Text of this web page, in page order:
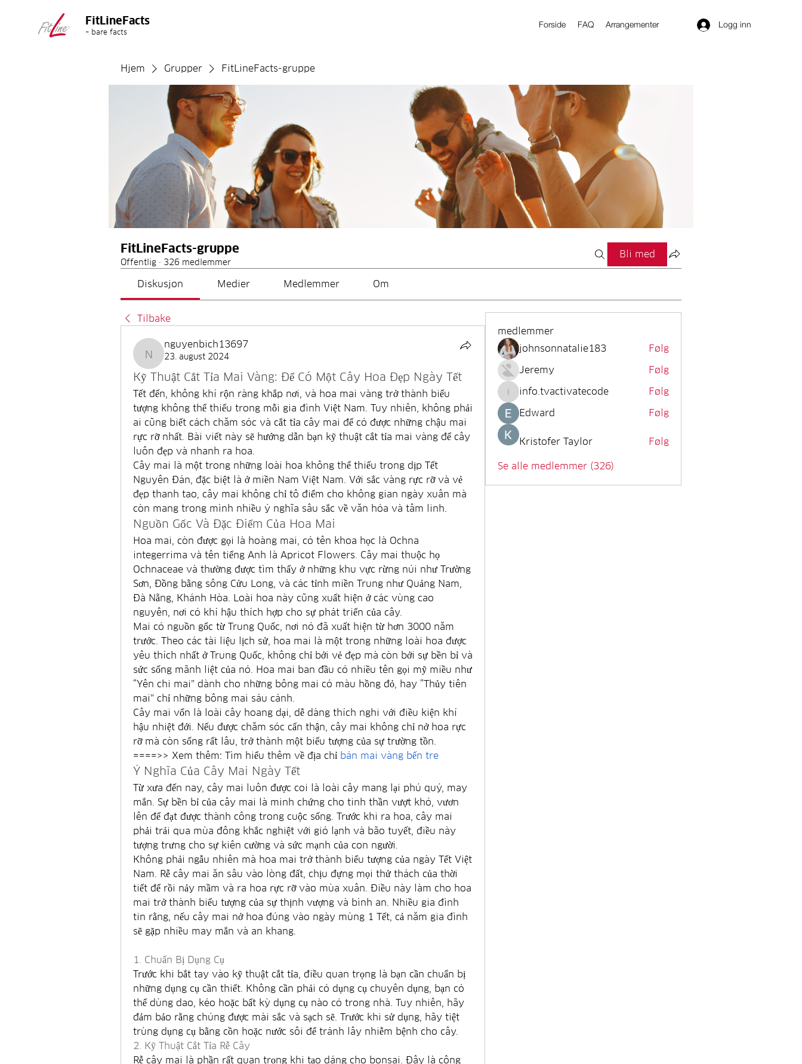
FitLineFacts
– bare facts
Forside FAQ Arrangementer Logg inn
Hjem Grupper FitLineFacts-gruppe
FitLineFacts-gruppe
Offentlig · 326 medlemmer
Bli med
Diskusjon Medier Medlemmer Om
Tilbake
nguyenbich13697
nguyenbich13697
23. august 2024
Kỹ Thuật Cắt Tỉa Mai Vàng: Để Có Một Cây Hoa Đẹp Ngày Tết
Tết đến, không khí rộn ràng khắp nơi, và hoa mai vàng trở thành biểu
tượng không thể thiếu trong mỗi gia đình Việt Nam. Tuy nhiên, không phải
ai cũng biết cách chăm sóc và cắt tỉa cây mai để có được những chậu mai
rực rỡ nhất. Bài viết này sẽ hướng dẫn bạn kỹ thuật cắt tỉa mai vàng để cây
luôn đẹp và nhanh ra hoa.
Cây mai là một trong những loài hoa không thể thiếu trong dịp Tết
Nguyên Đán, đặc biệt là ở miền Nam Việt Nam. Với sắc vàng rực rỡ và vẻ
đẹp thanh tao, cây mai không chỉ tô điểm cho không gian ngày xuân mà
còn mang trong mình nhiều ý nghĩa sâu sắc về văn hóa và tâm linh.
Nguồn Gốc Và Đặc Điểm Của Hoa Mai
Hoa mai, còn được gọi là hoàng mai, có tên khoa học là Ochna
integerrima và tên tiếng Anh là Apricot Flowers. Cây mai thuộc họ
Ochnaceae và thường được tìm thấy ở những khu vực rừng núi như Trường
Sơn, Đồng bằng sông Cửu Long, và các tỉnh miền Trung như Quảng Nam,
Đà Nẵng, Khánh Hòa. Loài hoa này cũng xuất hiện ở các vùng cao
nguyên, nơi có khí hậu thích hợp cho sự phát triển của cây.
Mai có nguồn gốc từ Trung Quốc, nơi nó đã xuất hiện từ hơn 3000 năm
trước. Theo các tài liệu lịch sử, hoa mai là một trong những loài hoa được
yêu thích nhất ở Trung Quốc, không chỉ bởi vẻ đẹp mà còn bởi sự bền bỉ và
sức sống mãnh liệt của nó. Hoa mai ban đầu có nhiều tên gọi mỹ miều như
“Yên chi mai” dành cho những bông mai có màu hồng đỏ, hay “Thủy tiên
mai” chỉ những bông mai sáu cánh.
Cây mai vốn là loài cây hoang dại, dễ dàng thích nghi với điều kiện khí
hậu nhiệt đới. Nếu được chăm sóc cẩn thận, cây mai không chỉ nở hoa rực
rỡ mà còn sống rất lâu, trở thành một biểu tượng của sự trường tồn.
====>> Xem thêm: Tìm hiểu thêm về địa chỉ bán mai vàng bến tre
Ý Nghĩa Của Cây Mai Ngày Tết
Từ xưa đến nay, cây mai luôn được coi là loài cây mang lại phú quý, may
mắn. Sự bền bỉ của cây mai là minh chứng cho tinh thần vượt khó, vươn
lên để đạt được thành công trong cuộc sống. Trước khi ra hoa, cây mai
phải trải qua mùa đông khắc nghiệt với gió lạnh và bão tuyết, điều này
tượng trưng cho sự kiên cường và sức mạnh của con người.
Không phải ngẫu nhiên mà hoa mai trở thành biểu tượng của ngày Tết Việt
Nam. Rễ cây mai ăn sâu vào lòng đất, chịu đựng mọi thử thách của thời
tiết để rồi nảy mầm và ra hoa rực rỡ vào mùa xuân. Điều này làm cho hoa
mai trở thành biểu tượng của sự thịnh vượng và bình an. Nhiều gia đình
tin rằng, nếu cây mai nở hoa đúng vào ngày mùng 1 Tết, cả năm gia đình
sẽ gặp nhiều may mắn và an khang.
1. Chuẩn Bị Dụng Cụ
Trước khi bắt tay vào kỹ thuật cắt tỉa, điều quan trọng là bạn cần chuẩn bị
những dụng cụ cần thiết. Không cần phải có dụng cụ chuyên dụng, bạn có
thể dùng dao, kéo hoặc bất kỳ dụng cụ nào có trong nhà. Tuy nhiên, hãy
đảm bảo rằng chúng được mài sắc và sạch sẽ. Trước khi sử dụng, hãy tiệt
trùng dụng cụ bằng cồn hoặc nước sôi để tránh lây nhiễm bệnh cho cây.
2. Kỹ Thuật Cắt Tỉa Rễ Cây
Rễ cây mai là phần rất quan trọng khi tạo dáng cho bonsai. Đây là công
medlemmer
johnsonnatalie183
Følg
Jeremy
Følg
info.tvactivatecode
info.tvactivatecode
Følg
Edward
Følg
Kristofer Taylor
Følg
Se alle medlemmer (326)